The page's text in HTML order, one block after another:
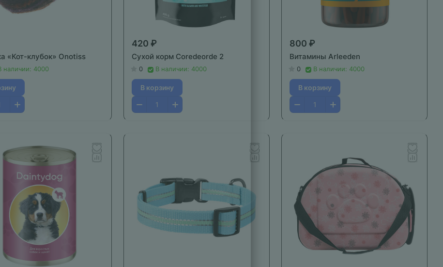
«Кот-клубок» Onotiss
наличии: 4000
420 ₽
Сухой корм Coredeorde 2
0 В наличии: 4000
В корзину
800 ₽
Витамины Arleeden
0 В наличии: 4000
В корзину